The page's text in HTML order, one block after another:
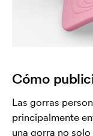
Cómo
Las gorras
principalmente
una gorra no